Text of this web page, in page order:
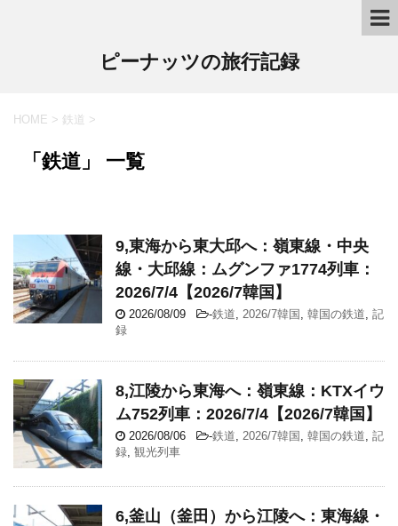
ピーナッツの旅行記録
HOME > 鉄道 >
「鉄道」 一覧
9,東海から東大邱へ：嶺東線・中央
線・大邱線：ムグンファ1774列車：
2026/7/4【2026/7韓国】
2026/08/09 -鉄道 2026/7韓国 韓国の鉄道 記
録
8,江陵から東海へ：嶺東線：KTXイウ
ム752列車：2026/7/4【2026/7韓国】
2026/08/06 -鉄道 2026/7韓国 韓国の鉄道 記
録 観光列車
6,釜山（釜田）から江陵へ：東海線・